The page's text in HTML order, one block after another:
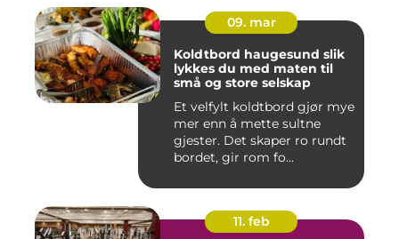
09. mar
Koldtbord haugesund slik
lykkes du med maten til
små og store selskap
Et velfylt koldtbord gjør mye
mer enn å mette sultne
gjester. Det skaper ro rundt
bordet, gir rom fo...
11. feb